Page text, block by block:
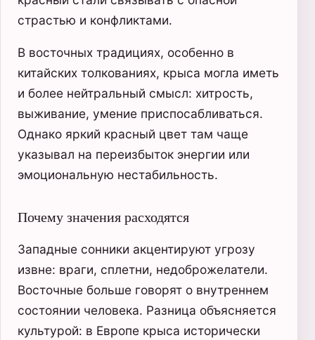
страстью и конфликтами.
В восточных традициях, особенно в
китайских толкованиях, крыса могла иметь
и более нейтральный смысл: хитрость,
выживание, умение приспосабливаться.
Однако яркий красный цвет там чаще
указывал на переизбыток энергии или
эмоциональную нестабильность.
Почему значения расходятся
Западные сонники акцентируют угрозу
извне: враги, сплетни, недоброжелатели.
Восточные больше говорят о внутреннем
состоянии человека. Разница объясняется
культурой: в Европе крыса исторически